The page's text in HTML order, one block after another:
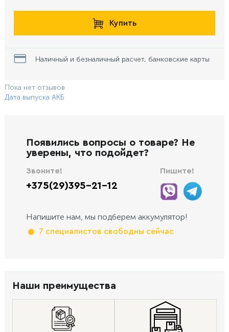
Купить
Наличный и безналичный расчет, банковские карты
Пока нет отзывов
Дата выпуска АКБ
Появились вопросы о товаре? Не
уверены, что подойдет?
Звоните!
+375(29)395-21-12
Пишите!
Напишите нам, мы подберем аккумулятор!
7 специалистов свободны сейчас
Наши преимущества